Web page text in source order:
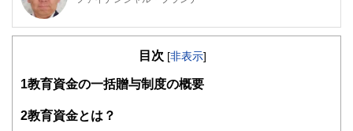
住宅ローンアドバイザー ,宅地建物取引士, マンション管理
サラリーマン生活２４年、その間１０回以上の転勤を経験
に努めるとともに、自らが経験した「サラリーマンの退職、
として、個別相談、セミナー講師など精力的に活動。また、
目次 [非表示]
1 教育資金の一括贈与制度の概要
2教育資金とは？